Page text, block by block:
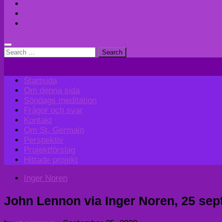
Search
Startsida
Om denna sida
Söndags meditation
Frågor och svar
Kontakt
Om St. Germain
Perspektiv
Projektförslag
Hittade projekt
Inger Noren
John Lennon via Inger Noren, 25